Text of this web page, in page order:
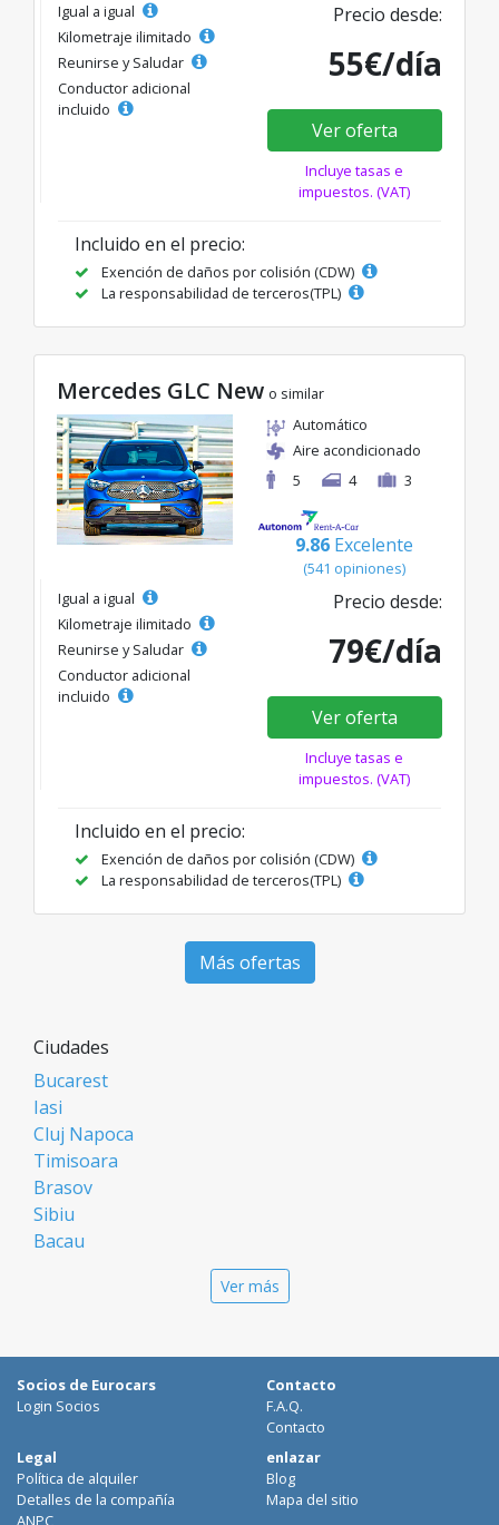
Igual a igual
Kilometraje ilimitado
Reunirse y Saludar
Conductor adicional
incluido
Precio desde:
55€/día
Ver oferta
Incluye tasas e
impuestos. (VAT)
Incluido en el precio:
Exención de daños por colisión (CDW)
La responsabilidad de terceros(TPL)
Mercedes GLC New o similar
Automático
Aire acondicionado
5
4 3
9.86 Excelente
(541 opiniones)
Igual a igual
Kilometraje ilimitado
Reunirse y Saludar
Conductor adicional
incluido
Precio desde:
79€/día
Ver oferta
Incluye tasas e
impuestos. (VAT)
Incluido en el precio:
Exención de daños por colisión (CDW)
La responsabilidad de terceros(TPL)
Más ofertas
Ciudades
Bucarest
Iasi
Cluj Napoca
Timisoara
Brasov
Sibiu
Bacau
Galati
Suceava
Focsani
Targoviste
Ploiesti
Ver más
Socios de Eurocars
Login Socios
Contacto
F.A.Q.
Contacto
Legal
Política de alquiler
Detalles de la compañía
ANPC
enlazar
Blog
Mapa del sitio